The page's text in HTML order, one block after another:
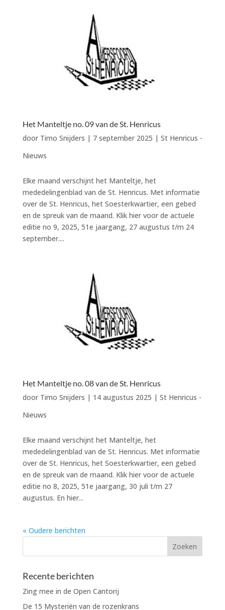
Het Manteltje no. 09 van de St. Henricus
door Timo Snijders | 7 september 2025 | St Henricus -
Nieuws
Elke maand verschijnt het Manteltje, het
mededelingenblad van de St. Henricus. Met informatie
over de St. Henricus, het Soesterkwartier, een gebed
en de spreuk van de maand. Klik hier voor de actuele
editie no 9, 2025, 51e jaargang, 27 augustus t/m 24
september....
Het Manteltje no. 08 van de St. Henricus
door Timo Snijders | 14 augustus 2025 | St Henricus -
Nieuws
Elke maand verschijnt het Manteltje, het
mededelingenblad van de St. Henricus. Met informatie
over de St. Henricus, het Soesterkwartier, een gebed
en de spreuk van de maand. Klik hier voor de actuele
editie no 8, 2025, 51e jaargang, 30 juli t/m 27
augustus. En hier...
« Oudere berichten
Recente berichten
Zing mee in de Open Cantorij
De 15 Mysteriën van de rozenkrans